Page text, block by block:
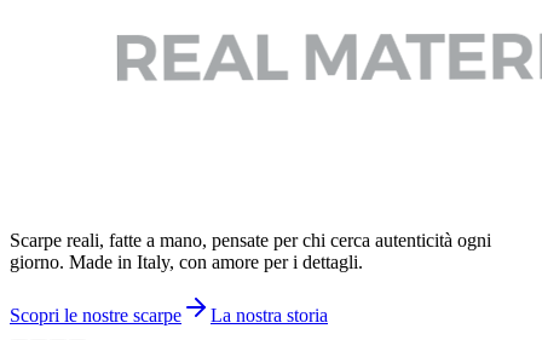
Scarpe reali, fatte a mano, pensate per chi cerca autenticità ogni
giorno. Made in Italy, con amore per i dettagli.
Scopri le nostre scarpe La nostra storia